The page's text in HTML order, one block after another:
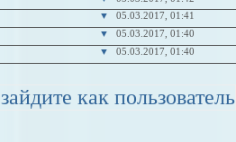
▼ 05.03.2017, 01:41
▼ 05.03.2017, 01:40
▼ 05.03.2017, 01:40
зайдите как пользователь